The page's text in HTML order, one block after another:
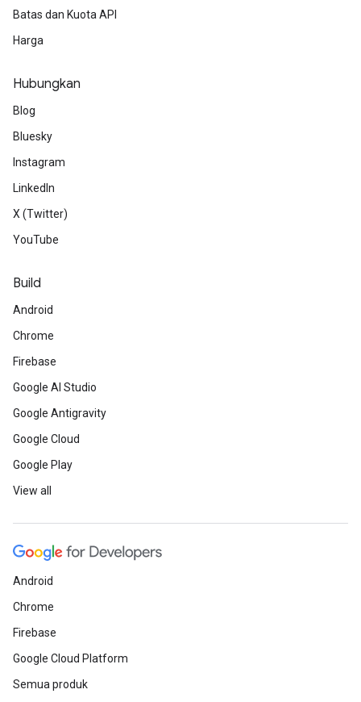
Batas dan Kuota API
Harga
Hubungkan
Blog
Bluesky
Instagram
LinkedIn
X (Twitter)
YouTube
Build
Android
Chrome
Firebase
Google AI Studio
Google Antigravity
Google Cloud
Google Play
View all
Android
Chrome
Firebase
Google Cloud Platform
Semua produk